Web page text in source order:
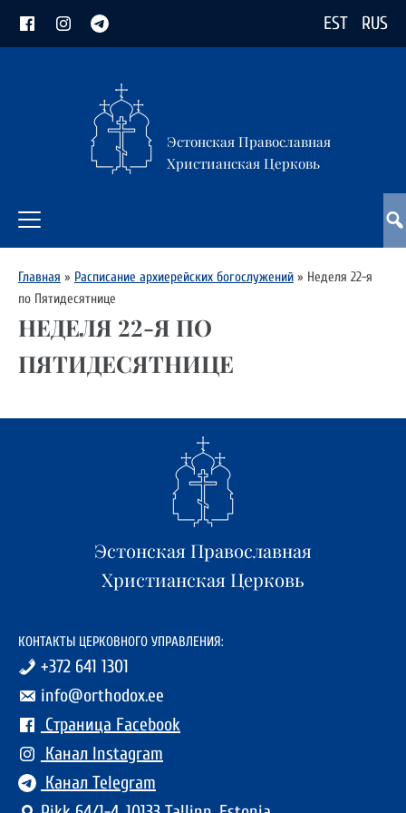
EST RUS
Эстонская Православная
Христианская Церковь
Главная » Расписание архиерейских богослужений » Неделя 22-я
по Пятидесятнице
НЕДЕЛЯ 22-Я ПО
ПЯТИДЕСЯТНИЦЕ
Эстонская Православная
Христианская Церковь
КОНТАКТЫ ЦЕРКОВНОГО УПРАВЛЕНИЯ:
+372 641 1301
info@orthodox.ee
Страница Facebook
Канал Instagram
Канал Telegram